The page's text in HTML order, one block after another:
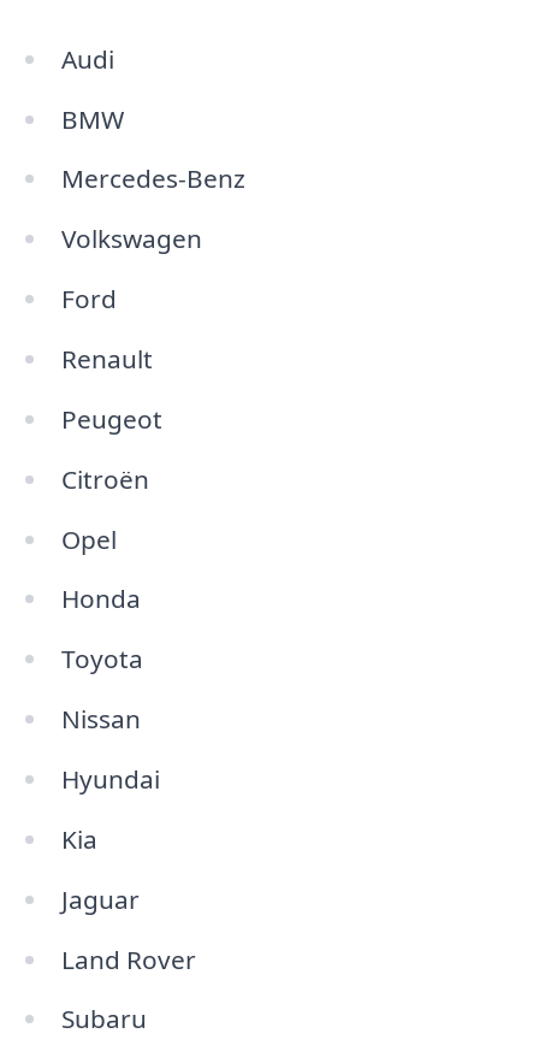
Audi
BMW
Mercedes-Benz
Volkswagen
Ford
Renault
Peugeot
Citroën
Opel
Honda
Toyota
Nissan
Hyundai
Kia
Jaguar
Land Rover
Subaru